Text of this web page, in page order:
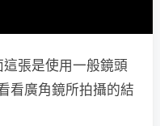
張是使用一般鏡頭
看廣角鏡所拍攝的結